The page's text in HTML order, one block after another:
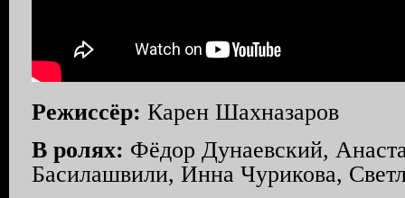
Режиссёр: Карен Шахназаров
В ролях: Фёдор Дунаевский,
Басилашвили, Инна Чурикова,